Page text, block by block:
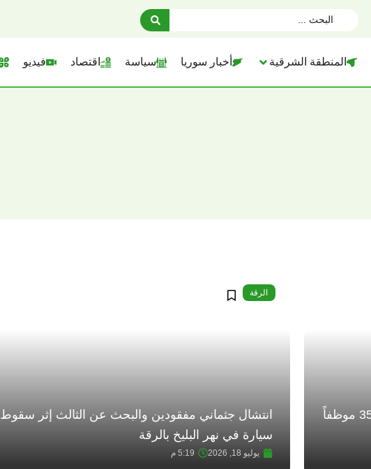
المنطقة الشرقية أخبار سوريا سياسة اقتصاد فيديو
الرقة تبدأ المرحلة الأولى من خطة الدمج.. 3525 موظفاً
الرقة
انتشال جثماني مفقودين والبحث عن الثالث إثر سقوط
سيارة في نهر البليخ بالرقة
يوليو 18, 2026 5:19 م